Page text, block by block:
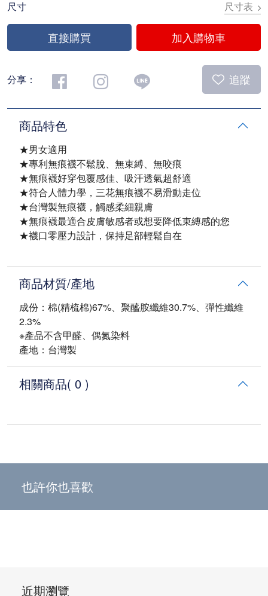
尺寸 尺寸表
直接購買 加入購物車
分享： 追蹤
商品特色
★男女適用
★專利無痕襪不鬆脫、無束縛、無咬痕
★無痕襪好穿包覆感佳、吸汗透氣超舒適
★符合人體力學，三花無痕襪不易滑動走位
★台灣製無痕襪，觸感柔細親膚
★無痕襪最適合皮膚敏感者或想要降低束縛感的您
★襪口零壓力設計，保持足部輕鬆自在
商品材質/產地
成份：棉(精梳棉)67%、聚醯胺纖維30.7%、彈性纖維
2.3%
※產品不含甲醛、偶氮染料
產地：台灣製
相關商品( 0 )
也許你也喜歡
近期瀏覽